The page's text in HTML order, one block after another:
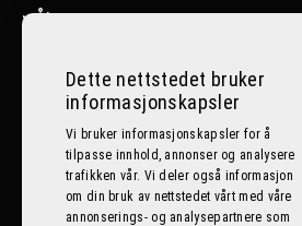
>Ål
Nesbyen
Lillehammer
Følg oss på sosiale medier
Dette nettstedet bruker
informasjonskapsler
Vi bruker informasjonskapsler for å
tilpasse innhold, annonser og analysere
trafikken vår. Vi deler også informasjon
om din bruk av nettstedet vårt med våre
annonserings- og analysepartnere som